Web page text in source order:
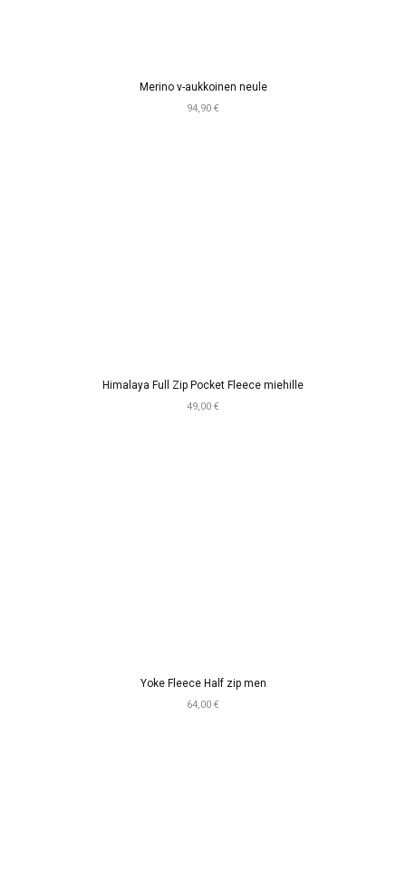
Merino v-aukkoinen neule
94,90 €
Himalaya Full Zip Pocket Fleece miehille
49,00 €
Yoke Fleece Half zip men
64,00 €